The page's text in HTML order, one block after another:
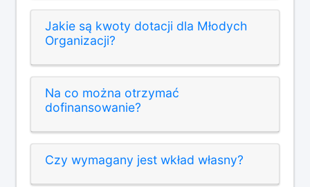
Jakie są kwoty dotacji dla Młodych
Organizacji?
Na co można otrzymać
dofinansowanie?
Czy wymagany jest wkład własny?